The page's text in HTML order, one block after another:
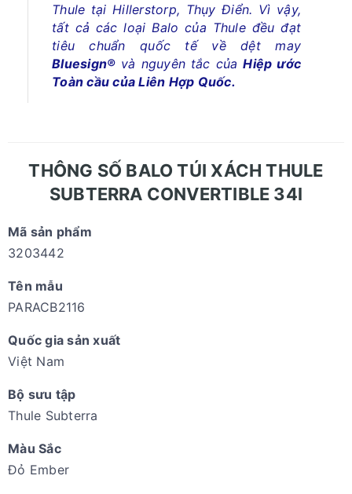
Thule tại Hillerstorp, Thụy Điển. Vì vậy,
tất cả các loại Balo của Thule đều đạt
tiêu chuẩn quốc tế về dệt may
Bluesign® và nguyên tắc củaHiệp ước
Toàn cầu của Liên Hợp Quốc.
THÔNG SỐ BALO TÚI XÁCH THULE
SUBTERRA CONVERTIBLE 34l
Mã sản phẩm
3203442
Tên mẫu
PARACB2116
Quốc gia sản xuất
Việt Nam
Bộ sưu tập
Thule Subterra
Màu Sắc
Đỏ Ember